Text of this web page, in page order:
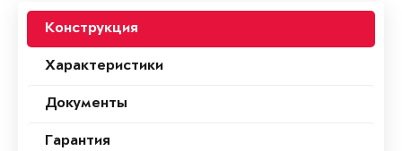
Конструкция
Характеристики
Документы
Гарантия